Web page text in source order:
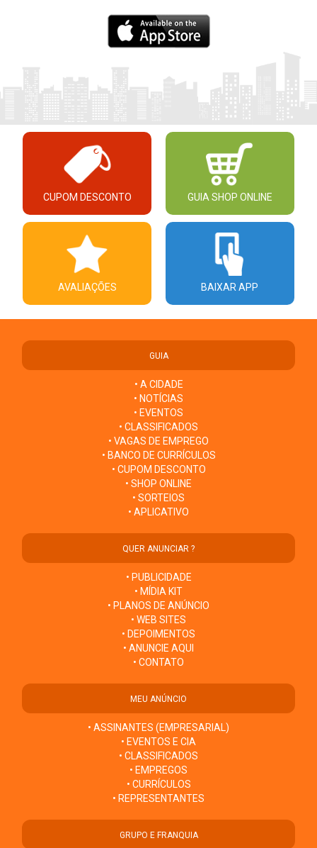
CUPOM DESCONTO GUIA SHOP ONLINE
AVALIAÇÕES BAIXAR APP
GUIA
• A CIDADE
• NOTÍCIAS
• EVENTOS
• CLASSIFICADOS
• VAGAS DE EMPREGO
• BANCO DE CURRÍCULOS
• CUPOM DESCONTO
• SHOP ONLINE
• SORTEIOS
• APLICATIVO
QUER ANUNCIAR ?
• PUBLICIDADE
• MÍDIA KIT
• PLANOS DE ANÚNCIO
• WEB SITES
• DEPOIMENTOS
• ANUNCIE AQUI
• CONTATO
MEU ANÚNCIO
• ASSINANTES (EMPRESARIAL)
• EVENTOS E CIA
• CLASSIFICADOS
• EMPREGOS
• CURRÍCULOS
• REPRESENTANTES
GRUPO E FRANQUIA